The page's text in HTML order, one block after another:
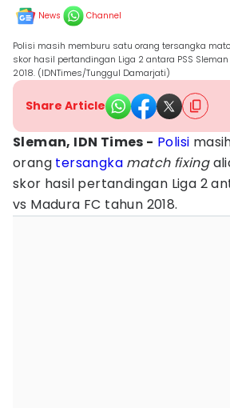
News Channel
Polisi masih memburu satu orang tersangka
skor hasil pertandingan Liga 2 antara PSS
2018. (IDNTimes/Tunggul Damarjati)
Share Article
Sleman, IDN Times - Polisi
orang tersangka match fixing
skor hasil pertandingan Liga 2
vs Madura FC tahun 2018.